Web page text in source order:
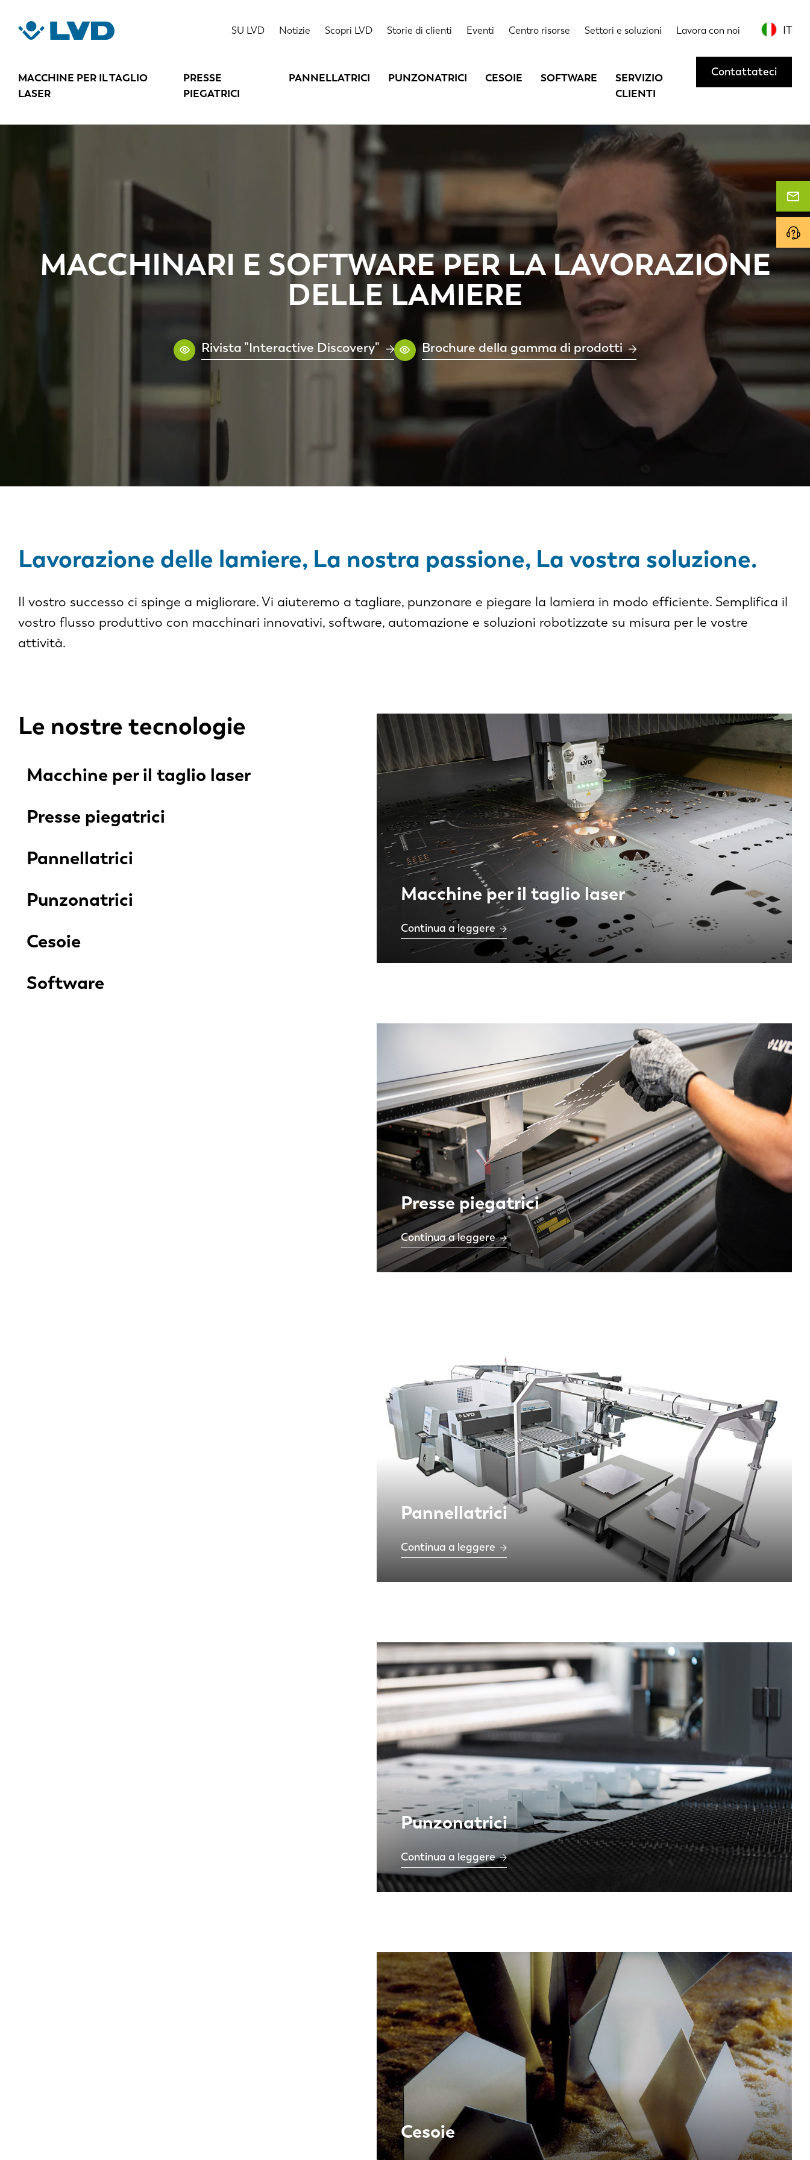
contenuto
SU LVD Notizie Scopri LVD Storie di clienti Eventi Centro risorse Settori e soluzioni Lavora con noi IT
MACCHINE PER IL TAGLIO
LASER
PRESSE
PIEGATRICI
PANNELLATRICI PUNZONATRICI CESOIE SOFTWARE
SERVIZIO
CLIENTI
Contattateci
MACCHINARI E SOFTWARE PER LA LAVORAZIONE
DELLE LAMIERE
Rivista "Interactive Discovery" Brochure della gamma di prodotti
Lavorazione delle lamiere, La nostra passione, La vostra soluzione.
Il vostro successo ci spinge a migliorare. Vi aiuteremo a tagliare, punzonare e piegare la lamiera in modo efficiente. Semplifica il
vostro flusso produttivo con macchinari innovativi, software, automazione e soluzioni robotizzate su misura per le vostre
attività.
Le nostre tecnologie
Macchine per il taglio laser
Presse piegatrici
Pannellatrici
Punzonatrici
Cesoie
Software
Macchine per il taglio laser
Continua a leggere
Presse piegatrici
Continua a leggere
Pannellatrici
Continua a leggere
Punzonatrici
Continua a leggere
Cesoie
KO CN